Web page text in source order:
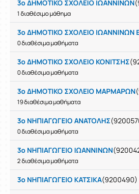
3ο ΔΗΜΟΤΙΚΟ ΣΧΟΛΕΙΟ ΙΩΑΝΝΙΝΩΝ
1 διαθέσιμο μάθημα
3ο ΔΗΜΟΤΙΚΟ ΣΧΟΛΕΙΟ ΙΩΑΝΝΙΝΩΝ
0 διαθέσιμα μαθήματα
3ο ΔΗΜΟΤΙΚΟ ΣΧΟΛΕΙΟ ΚΟΝΙΤΣΗΣ
0 διαθέσιμα μαθήματα
3ο ΔΗΜΟΤΙΚΟ ΣΧΟΛΕΙΟ ΜΑΡΜΑΡΩΝ
19 διαθέσιμα μαθήματα
3ο ΝΗΠΙΑΓΩΓΕΙΟ ΑΝΑΤΟΛΗΣ
0 διαθέσιμα μαθήματα
3ο ΝΗΠΙΑΓΩΓΕΙΟ ΙΩΑΝΝΙΝΩΝ
2 διαθέσιμα μαθήματα
3ο ΝΗΠΙΑΓΩΓΕΙΟ ΚΑΤΣΙΚΑ(9200490)